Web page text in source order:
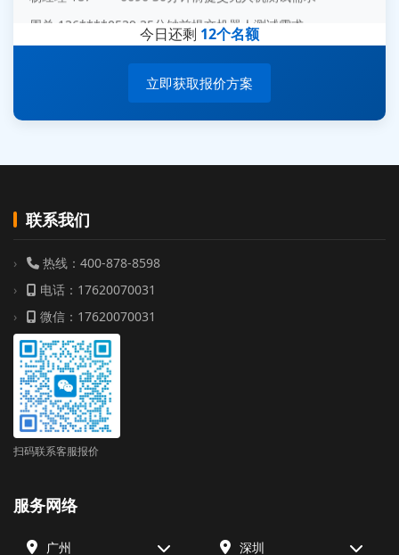
周总 136****0539 35分钟前提交机器人测试需求
今日还剩 12个名额
立即获取报价方案
联系我们
热线：400-878-8598
电话：17620070031
微信：17620070031
扫码联系客服报价
服务网络
广州 深圳